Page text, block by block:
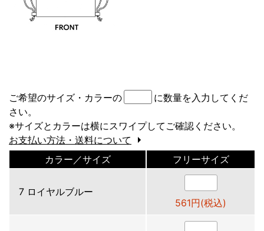
ご希望のサイズ・カラーの
に数量を入力してくだ
さい。
※サイズとカラーは横にスワイプしてご確認ください。
お支払い方法・送料について
カラー／サイズ
フリーサイズ
7 ロイヤルブルー
561円(税込)